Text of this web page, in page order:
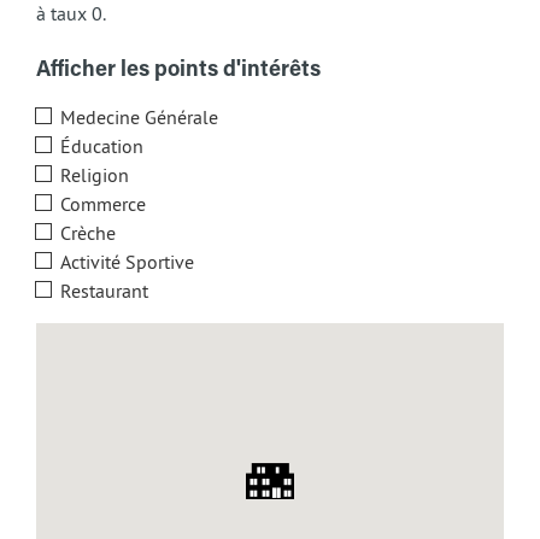
à taux 0.
Afficher les points d'intérêts
Medecine Générale
Éducation
Religion
Commerce
Crèche
Activité Sportive
Restaurant